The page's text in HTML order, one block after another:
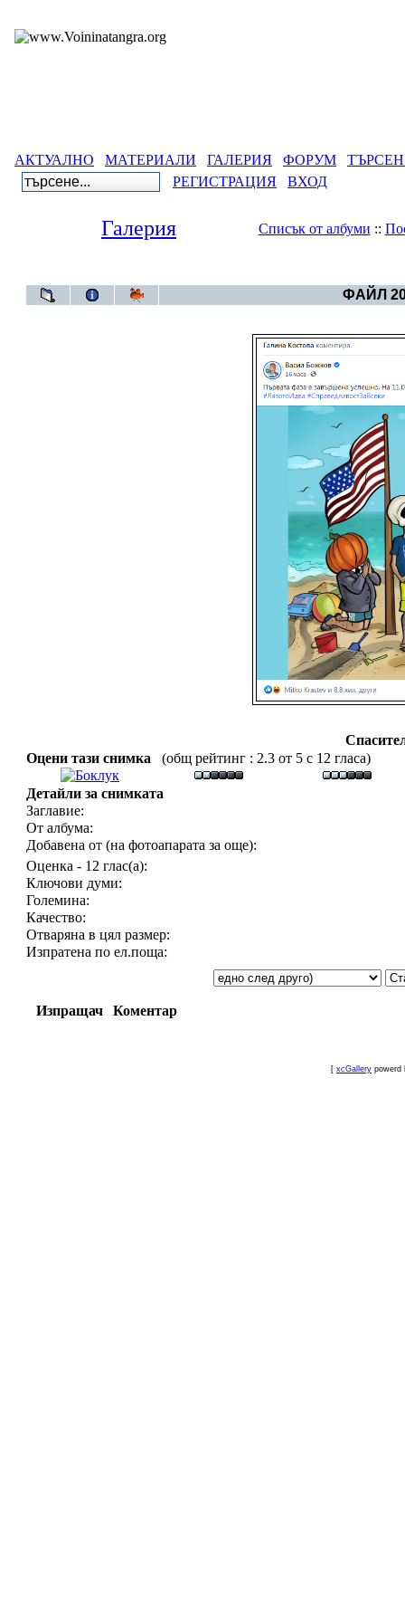
АКТУАЛНО МАТЕРИАЛИ ГАЛЕРИЯ ФОРУМ
РЕГИСТРАЦИЯ
ВХОД
Галерия Списък от албуми ::
ФАЙЛ
Оцени тази снимка
(общ рейтинг : 2.3 от 5 с 12 гласа)
Детайли за снимката
Заглавие:
От албума:
Добавена от (на фотоапарата за още):
Оценка - 12 глас(а):
Ключови думи:
Големина:
Качество:
Отваряна в цял размер:
Изпратена по ел.поща:
Изпращач Коментар
[ xcGallery